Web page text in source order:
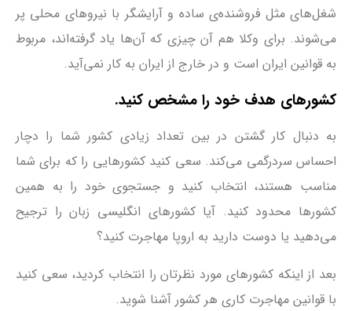
شغل‌های مثل فروشنده‌ی ساده و آرایشگر با نیروهای محلی پر
می‌شوند. برای وکلا هم آن چیزی که آن‌ها یاد گرفته‌اند، مربوط
به قوانین ایران است و در خارج از ایران به کار نمی‌آید.
کشورهای هدف خود را مشخص کنید.
به دنبال کار گشتن در بین تعداد زیادی کشور شما را دچار
احساس سردرگمی می‌کند. سعی کنید کشورهایی را که برای شما
مناسب هستند، انتخاب کنید و جستجوی خود را به همین
کشورها محدود کنید. آیا کشورهای انگلیسی زبان را ترجیح
می‌دهید یا دوست دارید به اروپا مهاجرت کنید؟
بعد از اینکه کشورهای مورد نظرتان را انتخاب کردید، سعی کنید
با قوانین مهاجرت کاری هر کشور آشنا شوید.